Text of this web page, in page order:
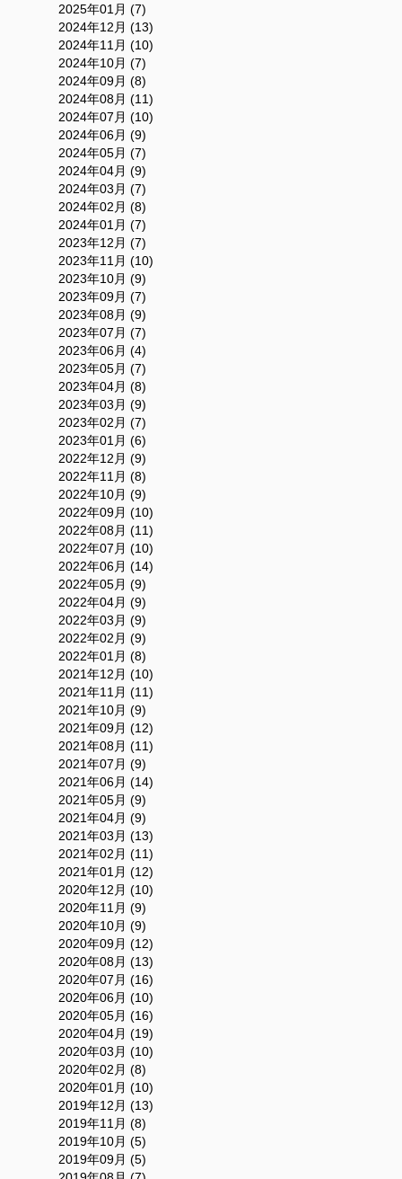
2025年01月 (7)
2024年12月 (13)
2024年11月 (10)
2024年10月 (7)
2024年09月 (8)
2024年08月 (11)
2024年07月 (10)
2024年06月 (9)
2024年05月 (7)
2024年04月 (9)
2024年03月 (7)
2024年02月 (8)
2024年01月 (7)
2023年12月 (7)
2023年11月 (10)
2023年10月 (9)
2023年09月 (7)
2023年08月 (9)
2023年07月 (7)
2023年06月 (4)
2023年05月 (7)
2023年04月 (8)
2023年03月 (9)
2023年02月 (7)
2023年01月 (6)
2022年12月 (9)
2022年11月 (8)
2022年10月 (9)
2022年09月 (10)
2022年08月 (11)
2022年07月 (10)
2022年06月 (14)
2022年05月 (9)
2022年04月 (9)
2022年03月 (9)
2022年02月 (9)
2022年01月 (8)
2021年12月 (10)
2021年11月 (11)
2021年10月 (9)
2021年09月 (12)
2021年08月 (11)
2021年07月 (9)
2021年06月 (14)
2021年05月 (9)
2021年04月 (9)
2021年03月 (13)
2021年02月 (11)
2021年01月 (12)
2020年12月 (10)
2020年11月 (9)
2020年10月 (9)
2020年09月 (12)
2020年08月 (13)
2020年07月 (16)
2020年06月 (10)
2020年05月 (16)
2020年04月 (19)
2020年03月 (10)
2020年02月 (8)
2020年01月 (10)
2019年12月 (13)
2019年11月 (8)
2019年10月 (5)
2019年09月 (5)